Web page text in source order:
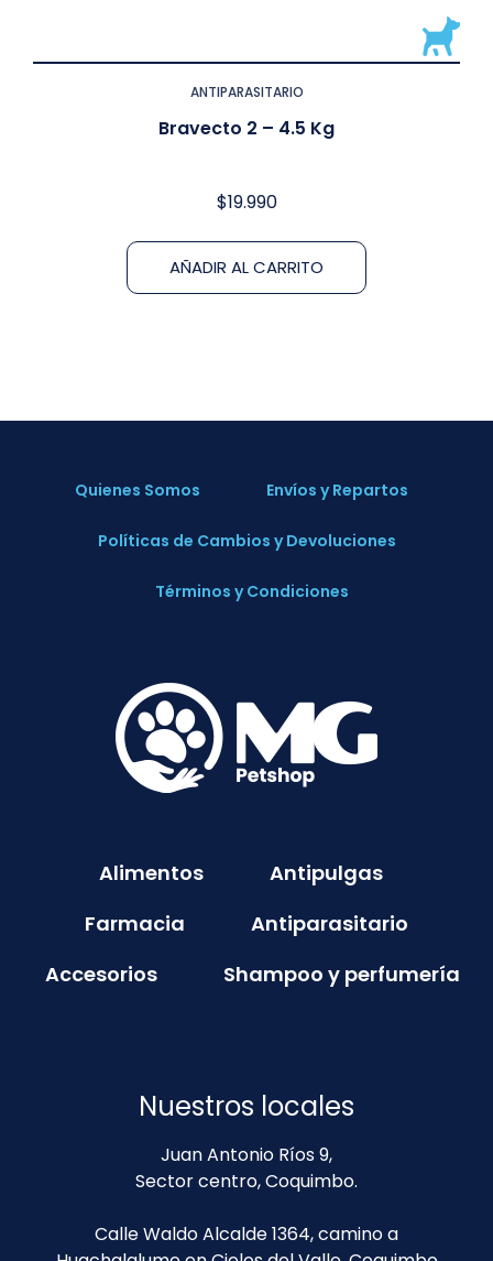
ANTIPARASITARIO
Bravecto 2 – 4.5 Kg
$19.990
AÑADIR AL CARRITO
Quienes Somos Envíos y Repartos
Políticas de Cambios y Devoluciones
Términos y Condiciones
Alimentos
Antipulgas
Farmacia
Antiparasitario
Accesorios
Shampoo y perfumería
Nuestros locales
Juan Antonio Ríos 9,
Sector centro, Coquimbo.
Calle Waldo Alcalde 1364, camino a